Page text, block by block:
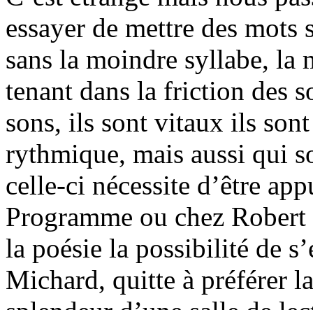
essayer de mettre des mots
sans la moindre syllabe, la
tenant dans la friction des
sons, ils sont vitaux ils
rythmique, mais aussi qui
celle-ci nécessite d’être
Programme ou chez
la poésie la possibilité de
Michard, quitte à préférer